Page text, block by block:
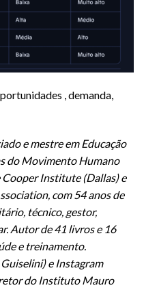
, demanda,
e mestre em Educação
do Movimento Humano
Institute (Dallas) e
com 54 anos de
técnico, gestor,
Autor de 41 livros e 16
e treinamento.
e Instagram
do Instituto Mauro